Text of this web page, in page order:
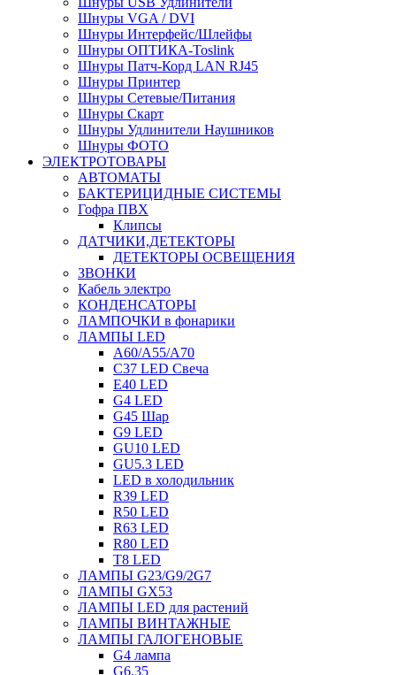
Шнуры VGA / DVI
Шнуры Интерфейс/Шлейфы
Шнуры ОПТИКА-Toslink
Шнуры Патч-Корд LAN RJ45
Шнуры Принтер
Шнуры Сетевые/Питания
Шнуры Скарт
Шнуры Удлинители Наушников
Шнуры ФОТО
ЭЛЕКТРОТОВАРЫ
АВТОМАТЫ
БАКТЕРИЦИДНЫЕ СИСТЕМЫ
Гофра ПВХ
Клипсы
ДАТЧИКИ,ДЕТЕКТОРЫ
ДЕТЕКТОРЫ ОСВЕЩЕНИЯ
ЗВОНКИ
Кабель электро
КОНДЕНСАТОРЫ
ЛАМПОЧКИ в фонарики
ЛАМПЫ LED
A60/A55/A70
C37 LED Свеча
E40 LED
G4 LED
G45 Шар
G9 LED
GU10 LED
GU5.3 LED
LED в холодильник
R39 LED
R50 LED
R63 LED
R80 LED
T8 LED
ЛАМПЫ G23/G9/2G7
ЛАМПЫ GX53
ЛАМПЫ LED для растений
ЛАМПЫ ВИНТАЖНЫЕ
ЛАМПЫ ГАЛОГЕНОВЫЕ
G4 лампа
G6.35